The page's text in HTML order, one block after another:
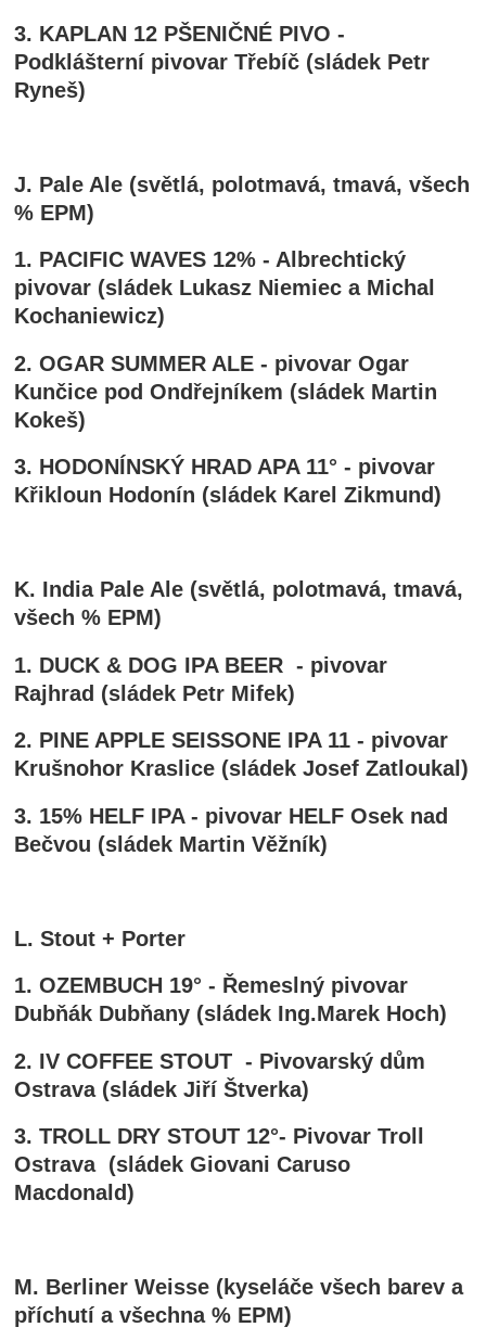
3. KAPLAN 12 PŠENIČNÉ PIVO -
Podklášterní pivovar Třebíč (sládek Petr
Ryneš)
J. Pale Ale (světlá, polotmavá, tmavá, všech
% EPM)
1. PACIFIC WAVES 12% - Albrechtický
pivovar (sládek Lukasz Niemiec a Michal
Kochaniewicz)
2. OGAR SUMMER ALE - pivovar Ogar
Kunčice pod Ondřejníkem (sládek Martin
Kokeš)
3. HODONÍNSKÝ HRAD APA 11° - pivovar
Křikloun Hodonín (sládek Karel Zikmund)
K. India Pale Ale (světlá, polotmavá, tmavá,
všech % EPM)
1. DUCK & DOG IPA BEER - pivovar
Rajhrad (sládek Petr Mifek)
2. PINE APPLE SEISSONE IPA 11 - pivovar
Krušnohor Kraslice (sládek Josef Zatloukal)
3. 15% HELF IPA - pivovar HELF Osek nad
Bečvou (sládek Martin Věžník)
L. Stout + Porter
1. OZEMBUCH 19° - Řemeslný pivovar
Dubňák Dubňany (sládek Ing.Marek Hoch)
2. IV COFFEE STOUT - Pivovarský dům
Ostrava (sládek Jiří Štverka)
3. TROLL DRY STOUT 12°- Pivovar Troll
Ostrava (sládek Giovani Caruso
Macdonald)
M. Berliner Weisse (kyseláče všech barev a
příchutí a všechna % EPM)